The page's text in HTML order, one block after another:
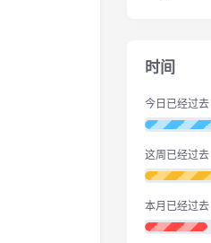
时间
今日已经过去
这周已经过去
本月已经过去